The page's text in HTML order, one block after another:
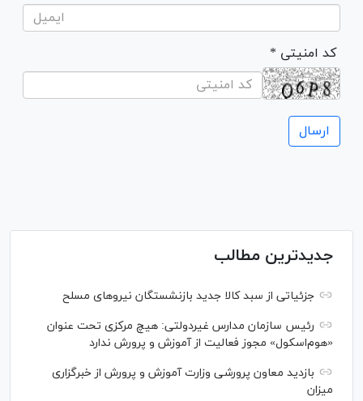
* کد امنیتی
جدیدترین مطالب
جزئیاتی از سبد کالا جدید بازنشستگان نیرو‌های مسلح
رئیس سازمان مدارس غیردولتی: هیچ مرکزی تحت عنوان
«هوم‌اسکول» مجوز فعالیت از آموزش و پرورش ندارد
بازدید معاون پرورشی وزارت آموزش و پرورش از خبرگزاری
میزان